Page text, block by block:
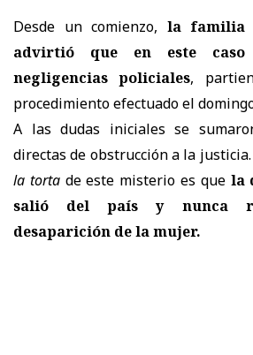
Desde un comienzo, la familia
advirtió que en este caso
negligencias policiales,
procedimiento efectuado el
A las dudas iniciales se
directas de obstrucción a la
la tortade este misterio es que la
salió del país y nunca
desaparición de la mujer.